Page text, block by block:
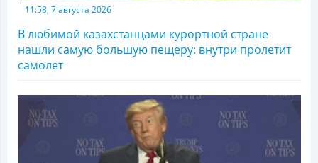
11:58, 7 августа 2026
В любимой казахстанцами курортной стране
нашли самую большую пещеру: внутри пролетит
самолет